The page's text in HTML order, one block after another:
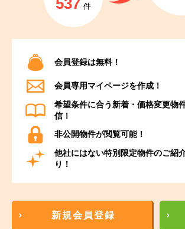
537 件
会員登録は無料！
会員専用マイページを作成！
希望条件に合う新着・価格変更物
信！
非公開物件が閲覧可能！
他社にはない特別限定物件のご紹
り！
新規会員登録